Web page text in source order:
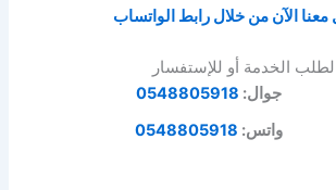
الآن من خلال رابط الواتساب
لطلب الخدمة أو للإستفسار
جوال: 0548805918
واتس: 0548805918